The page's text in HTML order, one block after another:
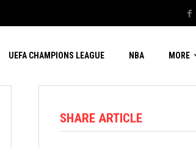
UEFA CHAMPIONS LEAGUE NBA MORE
SHARE ARTICLE